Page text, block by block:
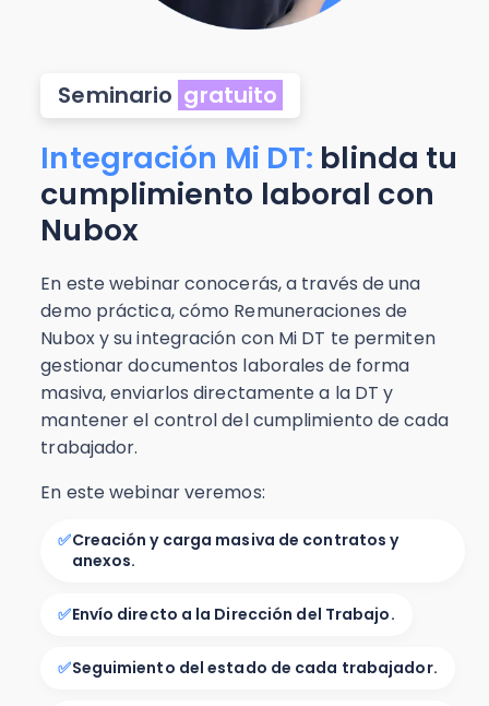
Seminario gratuito
Integración Mi DT: blinda tu
cumplimiento laboral con
Nubox
En este webinar conocerás, a través de una
demo práctica, cómo Remuneraciones de
Nubox y su integración con Mi DT te permiten
gestionar documentos laborales de forma
masiva, enviarlos directamente a la DT y
mantener el control del cumplimiento de cada
trabajador.
En este webinar veremos:
✅Creación y carga masiva de contratos y
anexos.
✅Envío directo a la Dirección del Trabajo.
✅Seguimiento del estado de cada trabajador.